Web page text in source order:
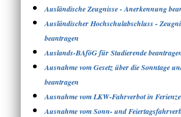
Ausländische Zeugnisse - Anerkennung
Ausländischer Hochschulabschluss -
beantragen
Auslands-BAföG für Studierende
Ausnahme vom Gesetz über die Sonntage
beantragen
Ausnahme vom LKW-Fahrverbot in
Ausnahme vom Sonn- und